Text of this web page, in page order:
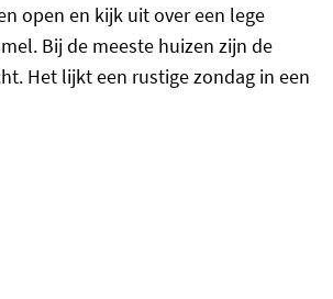
open en kijk uit over een lege
Bij de meeste huizen zijn de
Het lijkt een rustige zondag in een